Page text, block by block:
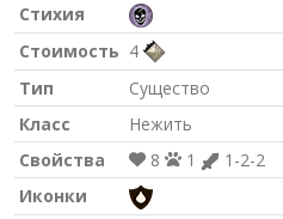
Стихия
Стоимость 4
Тип
Существо
Класс
Нежить
Свойства
8 1
1-2-2
Иконки